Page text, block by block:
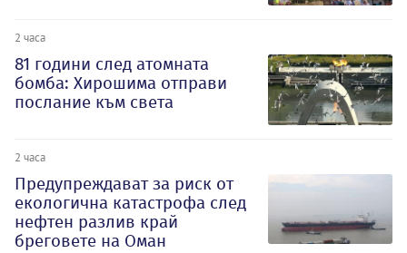
2 часа
81 години след атомната
бомба: Хирошима отправи
послание към света
2 часа
Предупреждават за риск от
екологична катастрофа след
нефтен разлив край
бреговете на Оман